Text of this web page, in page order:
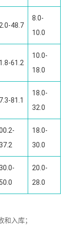
48.7
8.0-
10.0
61.2
10.0-
18.0
81.1
18.0-
32.0
18.0-
30.0
20.0-
28.0
入库；